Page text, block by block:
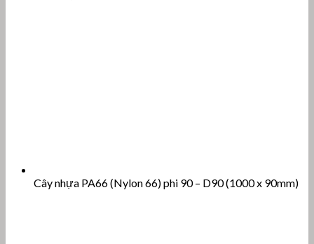
Cây nhựa PA66 (Nylon 66) phi 90 – D90 (1000 x 90mm)